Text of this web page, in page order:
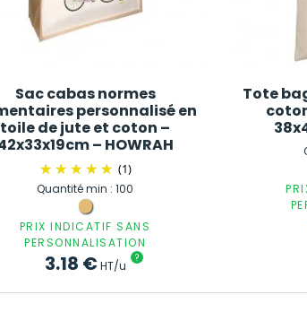
Sac cabas normes
personnalisé en
toile de jute et coton –
– HOWRAH
(1)
Quantité min : 100
PRIX INDICATIF SANS
PERSONNALISATION
3.18 €HT/u
?
Tote